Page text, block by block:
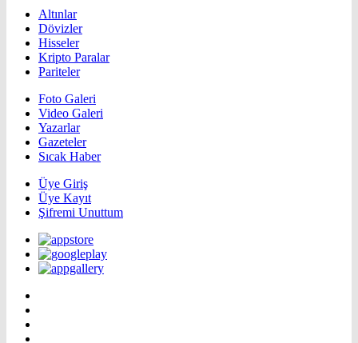
Altınlar
Dövizler
Hisseler
Kripto Paralar
Pariteler
Foto Galeri
Video Galeri
Yazarlar
Gazeteler
Sıcak Haber
Üye Giriş
Üye Kayıt
Şifremi Unuttum